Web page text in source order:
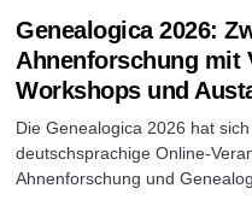
Genealogica 2026:
Ahnenforschung mit
Workshops und
Die Genealogica 2026 hat
deutschsprachige Online-
Ahnenforschung und